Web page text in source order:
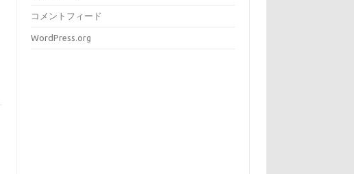
コメントフィード
WordPress.org